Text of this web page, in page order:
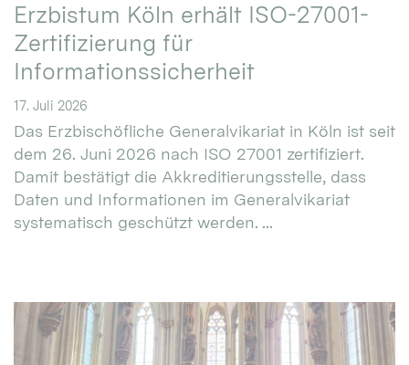
Erzbistum Köln erhält ISO-27001-
Zertifizierung für
Informationssicherheit
17. Juli 2026
Das Erzbischöfliche Generalvikariat in Köln ist seit
dem 26. Juni 2026 nach ISO 27001 zertifiziert.
Damit bestätigt die Akkreditierungsstelle, dass
Daten und Informationen im Generalvikariat
systematisch geschützt werden. ...